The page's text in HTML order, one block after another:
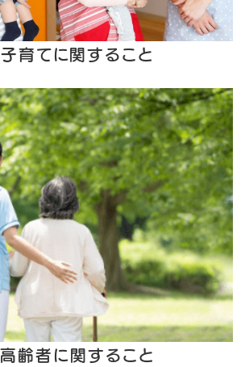
子育てに関すること
高齢者に関すること